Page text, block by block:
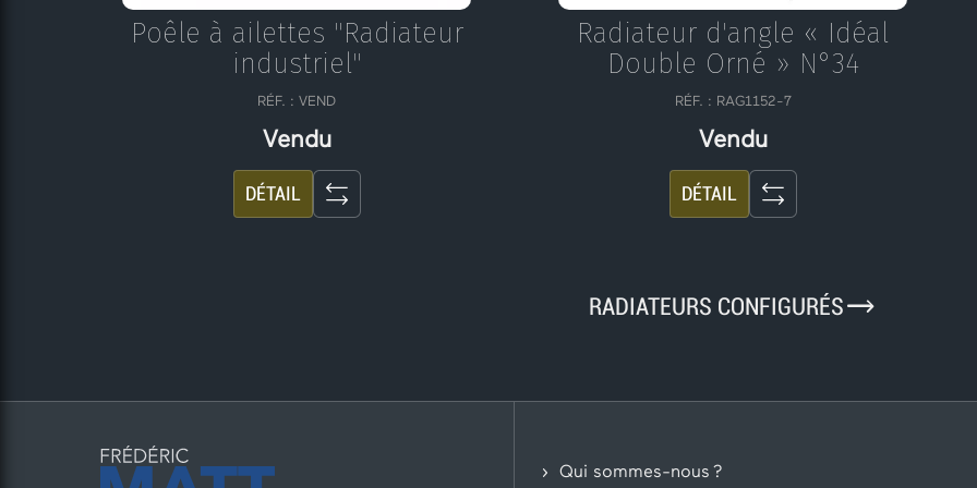
Poêle à ailettes "Radiateur
industriel"
RÉF. : VEND
Vendu
DÉTAIL
Radiateur d'angle « Idéal
Double Orné » N°34
RÉF. : RAG1152-7
Vendu
DÉTAIL
RADIATEURS CONFIGURÉS9
Qui sommes-nous ?